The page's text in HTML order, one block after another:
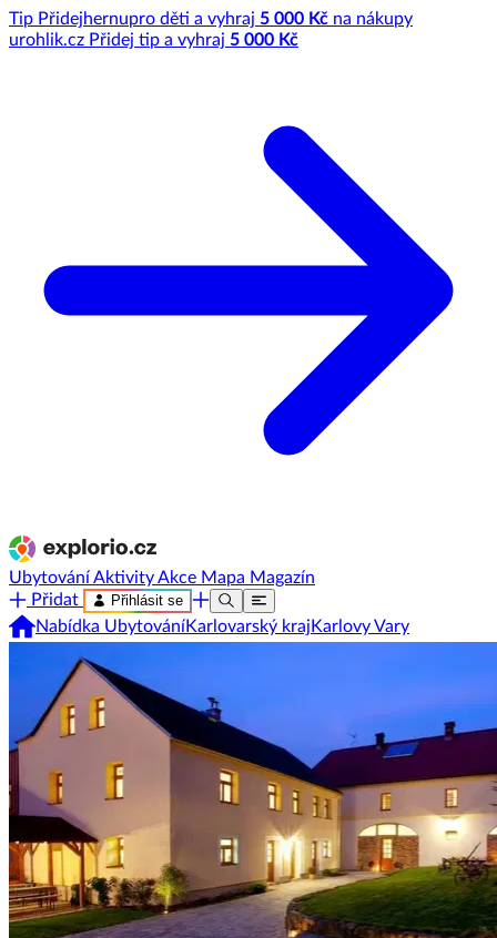
Tip Přidejhernupro děti a vyhraj 5 000 Kč na nákupy
urohlik.cz Přidej tip a vyhraj 5 000 Kč
UbytováníAktivityAkce Mapa Magazín
Přidat
Přihlásit se
Nabídka UbytováníKarlovarský kraj Karlovy Vary